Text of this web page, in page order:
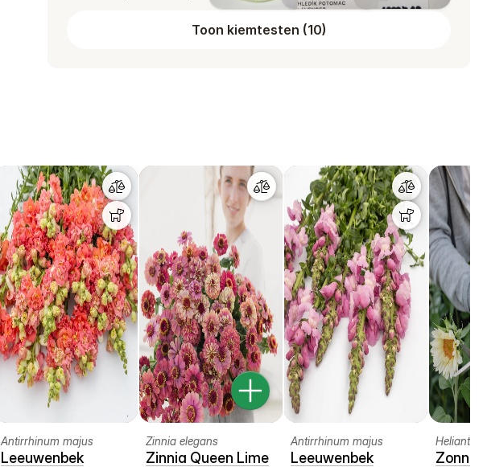
Toon kiemtesten (10)
Antirrhinum majus
Leeuwenbek
Zinnia elegans
Zinnia Queen Lime
Antirrhinum majus
Leeuwenbek